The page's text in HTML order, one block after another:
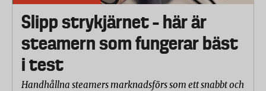
Slipp strykjärnet – här är
steamern som fungerar bäst
i test
Handhållna steamers marknadsförs som ett snabbt och